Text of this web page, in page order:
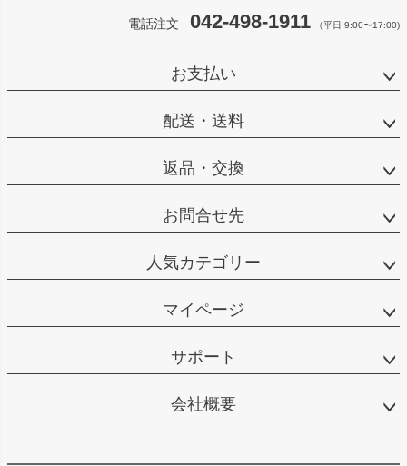
電話注文 042-498-1911 （平日 9:00〜17:00)
お支払い
配送・送料
返品・交換
お問合せ先
人気カテゴリー
マイページ
サポート
会社概要